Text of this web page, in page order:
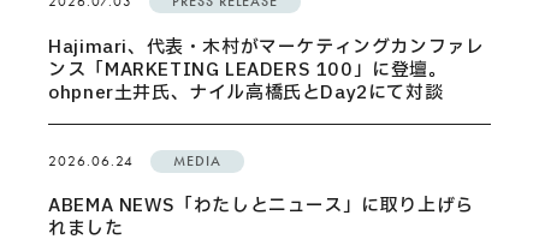
Hajimari、代表・木村がマーケティングカンファレ
ンス「MARKETING LEADERS 100」に登壇。
ohpner土井氏、ナイル高橋氏とDay2にて対談
2026.06.24 MEDIA
ABEMA NEWS「わたしとニュース」に取り上げら
れました